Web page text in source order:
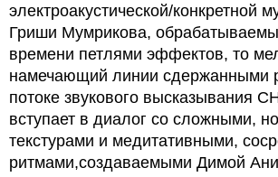
электроакустической/конкретной
Гриши Мумрикова,
времени петлями эффектов, то
намечающий линии сдержанными
потоке звукового высказывания
вступает в диалог со сложными,
текстурами и медитативными,
ритмами,создаваемыми Димой